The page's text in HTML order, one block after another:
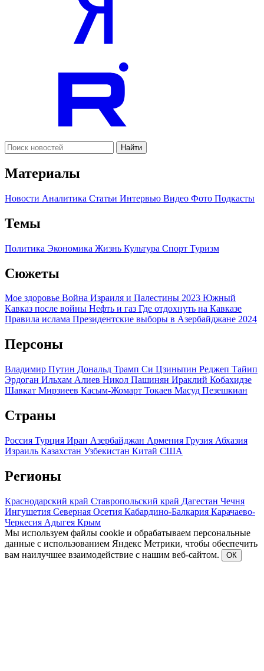
Найти
Материалы
Новости Аналитика Статьи Интервью Видео Фото Подкасты
Темы
Политика Экономика Жизнь Культура Спорт Туризм
Сюжеты
Мое здоровье Война Израиля и Палестины 2023 Южный
Кавказ после войны Нефть и газ Где отдохнуть на Кавказе
Правила ислама Президентские выборы в Азербайджане 2024
Персоны
Владимир Путин Дональд Трамп Си Цзиньпин Реджеп Тайип
Эрдоган Ильхам Алиев Никол Пашинян Ираклий Кобахидзе
Шавкат Мирзиеев Касым-Жомарт Токаев Масуд Пезешкиан
Страны
Россия Турция Иран Азербайджан Армения Грузия Абхазия
Израиль Казахстан Узбекистан Китай США
Регионы
Краснодарский край Ставропольский край Дагестан Чечня
Ингушетия Северная Осетия Кабардино-Балкария Карачаево-
Черкесия Адыгея Крым
Мы используем файлы cookie и обрабатываем персональные
данные с использованием Яндекс Метрики, чтобы обеспечить
вам наилучшее взаимодействие с нашим веб-сайтом.
ОК